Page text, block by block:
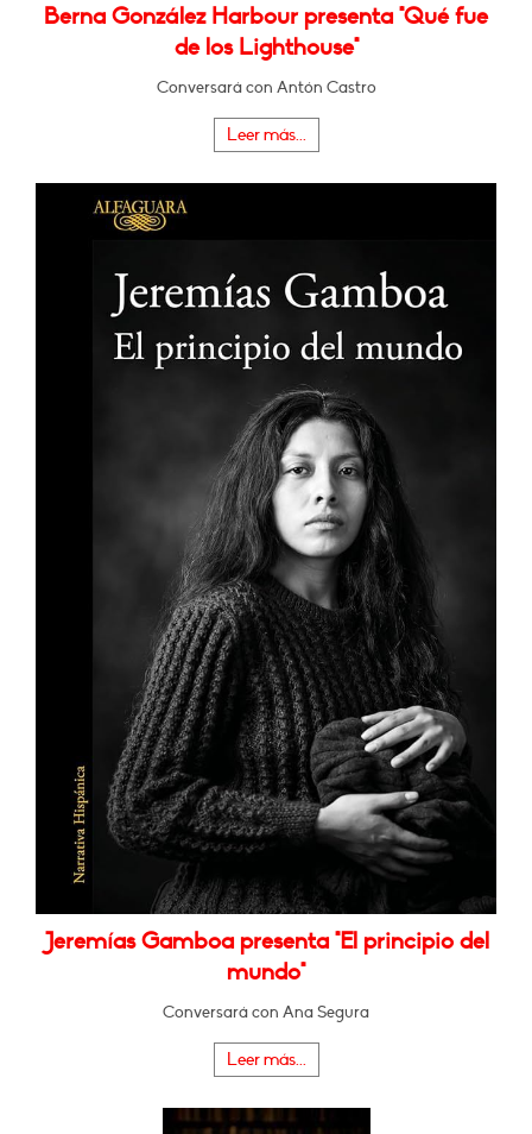
Berna González Harbour presenta "Qué fue
de los Lighthouse"
Conversará con Antón Castro
Leer más...
Jeremías Gamboa presenta "El principio del
mundo"
Conversará con Ana Segura
Leer más...